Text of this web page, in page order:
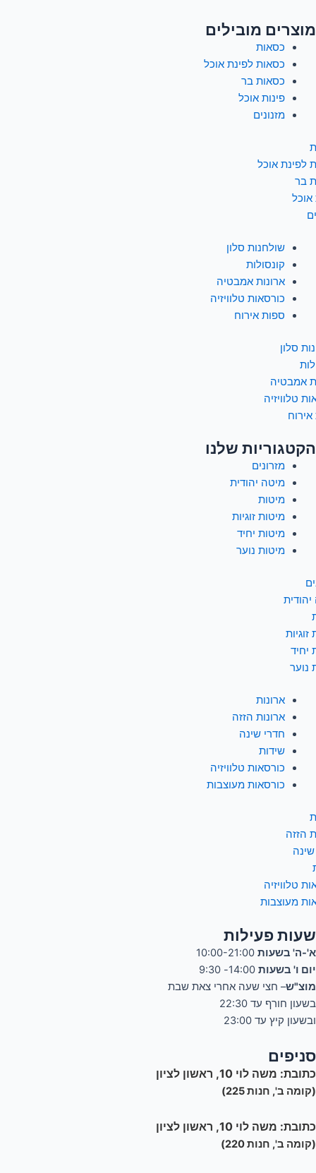
מוצרים מובילים
כסאות
כסאות לפינת אוכל
כסאות בר
פינות אוכל
מזנונים
לפינת אוכל
בר
אוכל
שולחנות סלון
קונסולות
ארונות אמבטיה
כורסאות טלוויזיה
ספות אירוח
סלון
אמבטיה
טלוויזיה
הקטגוריות שלנו
מזרונים
מיטה יהודית
מיטות
מיטות זוגיות
מיטות יחיד
מיטות נוער
יחיד
נוער
ארונות
ארונות הזזה
חדרי שינה
שידות
כורסאות טלוויזיה
כורסאות מעוצבות
הזזה
טלוויזיה
מעוצבות
שעות פעילות
א'-ה' בשעות
יום ו' בשעות
מוצ"ש– חצי שעה אחרי צאת שבת
בשעון חורף עד 22:30
ובשעון קיץ עד 23:00
סניפים
כתובת: משה לוי 10, ראשון לציון
(קומה ב', חנות 225)
כתובת: משה לוי 10, ראשון לציון
(קומה ב', חנות 220)